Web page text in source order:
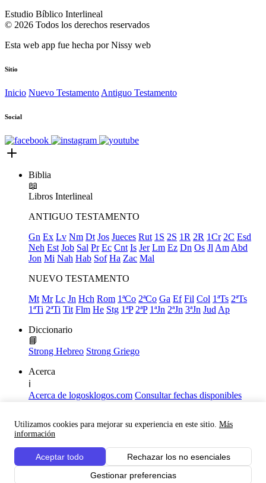
Utilizamos cookies para mejorar su experiencia en este sitio. Más
información
Aceptar todo
Rechazar los no esenciales
Gestionar preferencias
Estudio Bíblico Interlineal
© 2026 Todos los derechos reservados
Esta web app fue hecha porNissy web
Sitio
Inicio Nuevo Testamento Antiguo Testamento
Social
Biblia
📖
Libros Interlineal
ANTIGUO TESTAMENTO
Gn Ex Lv Nm Dt Jos Jueces Rut 1S 2S 1R 2R 1Cr 2C Esd
Neh Est Job Sal Pr Ec Cnt Is Jer Lm Ez Dn Os Jl Am Abd
Jon Mi Nah Hab Sof Ha Zac Mal
NUEVO TESTAMENTO
Mt Mr Lc Jn Hch Rom 1ªCo 2ªCo Ga Ef Fil Col 1ªTs 2ªTs
1ªTi 2ªTi Tit Flm He Stg 1ªP 2ªP 1ªJn 2ªJn 3ªJn Jud Ap
Diccionario
📘
Strong Hebreo Strong Griego
Acerca
ℹ️
Acerca de logosklogos.com Consultar fechas disponibles
Links útiles
Facebook